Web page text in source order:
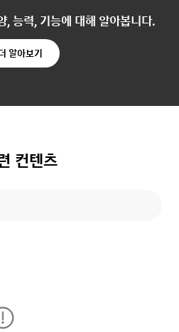
, 능력, 기능에 대해 알아봅니다.
알아보기
컨텐츠